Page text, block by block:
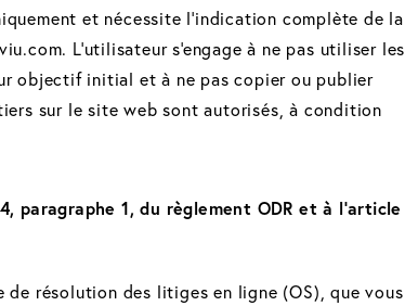
et nécessite l'indication complète de la
L'utilisateur s'engage à ne pas utiliser les
objectif initial et à ne pas copier ou publier
sur le site web sont autorisés, à condition
paragraphe 1, du règlement ODR et à l'article
de résolution des litiges en ligne (OS), que vous